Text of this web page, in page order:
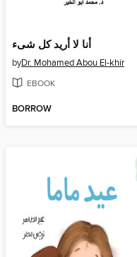
أنا لا أريد كل شىء
byDr. Mohamed Abou El-khir
EBOOK
BORROW